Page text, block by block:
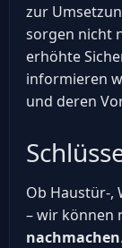
zur
sorgen nicht
erhöhte
informieren
und deren
Ob Haustür-,
– wir können
nachmachen